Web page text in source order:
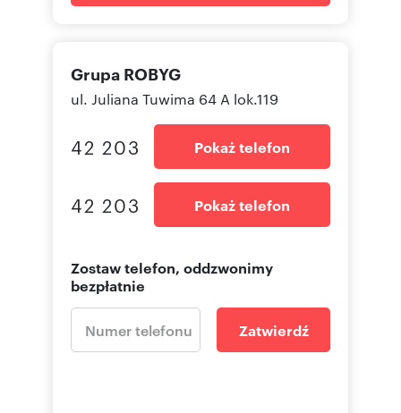
Grupa ROBYG
ul. Juliana Tuwima 64 A lok.119
42 203 Pokaż telefon
42 203 Pokaż telefon
Zostaw telefon, oddzwonimy
bezpłatnie
Zatwierdź